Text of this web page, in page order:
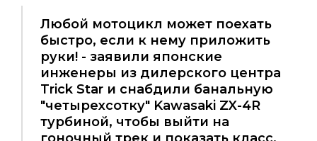
Любой мотоцикл может поехать
быстро, если к нему приложить
руки! - заявили японские
инженеры из дилерского центра
Trick Star и снабдили банальную
"четырехсотку" Kawasaki ZX-4R
турбиной, чтобы выйти на